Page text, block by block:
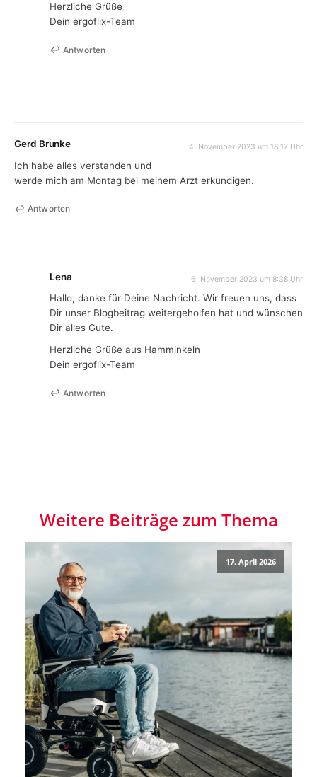
Herzliche Grüße
Dein ergoflix-Team
Antworten
Gerd Brunke 4. November 2023 um 18:17 Uhr
Ich habe alles verstanden und
werde mich am Montag bei meinem Arzt erkundigen.
Antworten
Lena 6. November 2023 um 8:38 Uhr
Hallo, danke für Deine Nachricht. Wir freuen uns, dass
Dir unser Blogbeitrag weitergeholfen hat und wünschen
Dir alles Gute.
Herzliche Grüße aus Hamminkeln
Dein ergoflix-Team
Antworten
Weitere Beiträge zum Thema
17. April 2026